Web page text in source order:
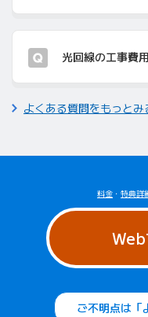
光回線の工事費
よくある質問をもっとみ
料金 ・ 特典詳
ご不明点は「